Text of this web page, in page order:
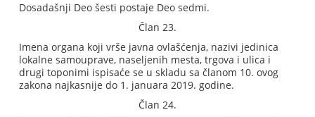
Dosadašnji Deo šesti postaje Deo sedmi.
Član 23.
Imena organa koji vrše javna ovlašćenja, nazivi jedinica
lokalne samouprave, naseljenih mesta, trgova i ulica i
drugi toponimi ispisaće se u skladu sa članom 10. ovog
zakona najkasnije do 1. januara 2019. godine.
Član 24.